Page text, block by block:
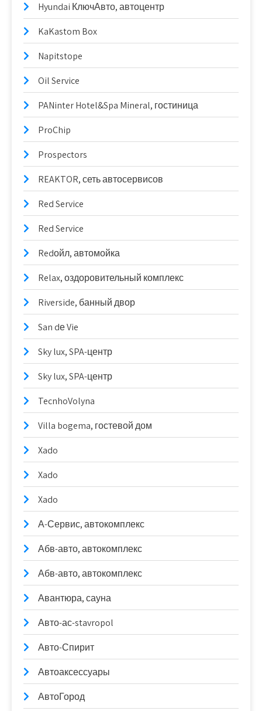
Hyundai КлючАвто, автоцентр
KaKastom Box
Napitstope
Oil Service
PANinter Hotel&Spa Mineral, гостиница
ProChip
Prospectors
REAKTOR, сеть автосервисов
Red Service
Red Service
Redойл, автомойка
Relax, оздоровительный комплекс
Riverside, банный двор
San dе Vie
Sky lux, SPA-центр
Sky lux, SPA-центр
TecnhoVolyna
Villa bogema, гостевой дом
Xado
Xado
Xado
А-Сервис, автокомплекс
Абв-авто, автокомплекс
Абв-авто, автокомплекс
Авантюра, сауна
Авто-ас-stavropol
Авто-Спирит
Автоаксессуары
АвтоГород